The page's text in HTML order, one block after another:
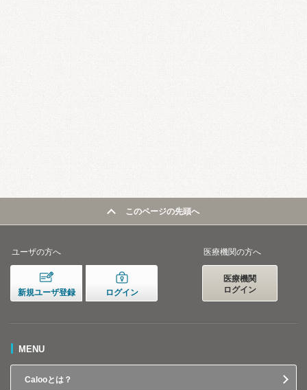
このページの先頭へ
ユーザの方へ
新規ユーザ登録 ログイン
医療機関の方へ
医療機関
ログイン
MENU
Calooとは？